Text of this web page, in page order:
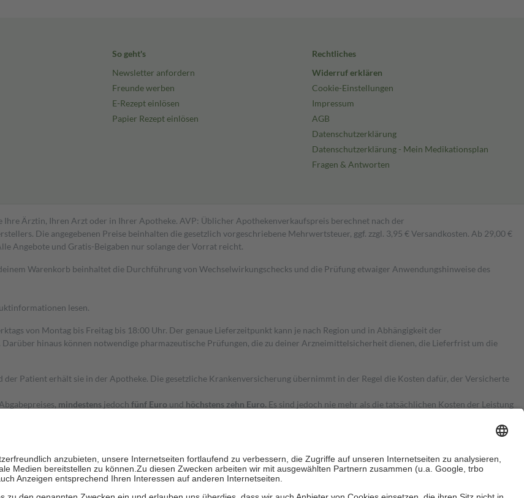
So geht's
Newsletter anfordern
Freunde werben
E-Rezept einlösen
Papier Rezept einlösen
Rechtliches
Widerruf erklären
Cookie-Einstellungen
Impressum
AGB
Datenschutzerklärung
Datenschutzerklärung - Mein Medikationsplan
Fragen & Antworten
Ihre Ärztin, Ihren Arzt oder in Ihrer Apotheke. AVP: Üblicher Apothekenverkaufspreis berechnet nach der
Die angegebenen Preise beinhalten die gesetzlich vorgeschriebene Mehrwertsteuer, ggf. zzgl. 3,95 € Versandkosten. Ab 29,00 €
Angebote und Gratis-Beigaben nur solange der Vorrat reicht.
Warenkorb beinhaltet die Durchführung von Wechselwirkungschecks und die Prüfung etwaiger Anwendungshinweise des
lesen.
von Montag bis Freitag bis 18:00 Uhr. Der genaue Lieferzeitpunkt kann je nach Region und in Abhängigkeit der
hinaus können notwendige pharmazeutische Prüfungen, die zu deiner Arzneimittelsicherheit dienen, die Lieferfrist um die
Patient erhält sie in der Apotheke. Die gesetzliche Krankenversicherung übernimmt in der Regel die Kosten dafür, der Versicherte
mindestens jedoch fünf Euro und höchstens zehn Euro. Es sind jedoch nie mehr als die tatsächlichen Kosten der Leistung
die besondere Stellung der Familie zu unterstützen, fallenkeine Zuzahlungen an bei:
der Fahrkosten
werden